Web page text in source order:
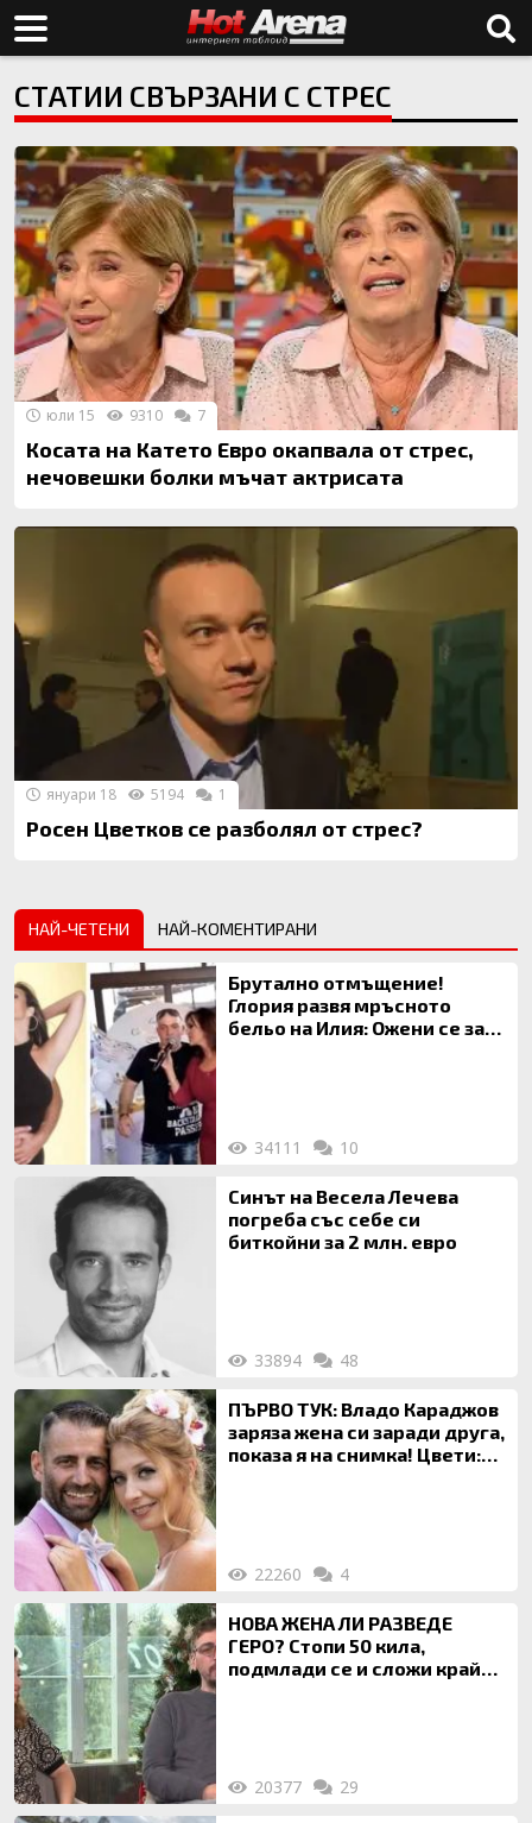
СТАТИИ СВЪРЗАНИ С СТРЕС
Косата на Катето Евро окапвала от стрес,
нечовешки болки мъчат актрисата
юли 15 9310 7
Росен Цветков се разболял от стрес?
януари 18 5194 1
НАЙ-ЧЕТЕНИ НАЙ-КОМЕНТИРАНИ
Брутално отмъщение!
Глория развя мръсното
бельо на Илия: Ожени се за
34111 10
Синът на Весела Лечева
погреба със себе си
биткойни за 2 млн. евро
33894 48
ПЪРВО ТУК: Владо Караджов
заряза жена си заради друга,
показа я на снимка! Цвети:
22260 4
НОВА ЖЕНА ЛИ РАЗВЕДЕ
ГЕРО? Стопи 50 кила,
подмлади се и сложи край
20377 29